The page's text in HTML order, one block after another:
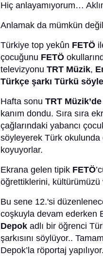
Hiç anlayamıyorum…
Anlamak da mümkün
Türkiye top yekûn FETÖ
çocuğunu FETÖ
televizyonu TRT Müzik,
Türkçe şarkı Türkü
Hafta sonu TRT
kanım dondu. Sıra sıra
çağlarındaki yabancı
söyleyerek Türk
koyuyorlar.
Ekrana gelen tipik FETÖ
öğrettiklerini, kültürümüzü
Bu sene 12.'si
coşkuyla devam ederken
Depok adlı bir öğrenci
şarkısını söylüyor..
Depok’la röportaj yapılıyor.